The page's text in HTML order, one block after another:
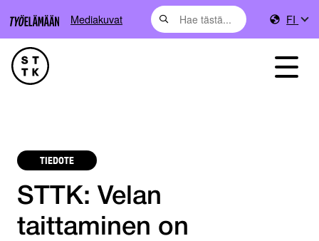
Mediakuvat FI
TIEDOTE
STTK: Velan
taittaminen on